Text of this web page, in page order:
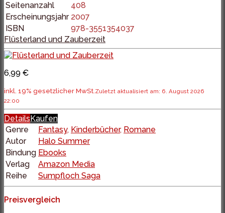
Seitenanzahl
408
Erscheinungsjahr 2007
ISBN
978-3551354037
Flüsterland und Zauberzeit
6,99 €
inkl. 19% gesetzlicher MwSt.Zuletzt aktualisiert am: 6. August 2026
22:00
Details Kaufen
Genre
Fantasy, Kinderbücher, Romane
Autor
Halo Summer
Bindung Ebooks
Verlag
Amazon Media
Reihe
Sumpfloch Saga
Preisvergleich